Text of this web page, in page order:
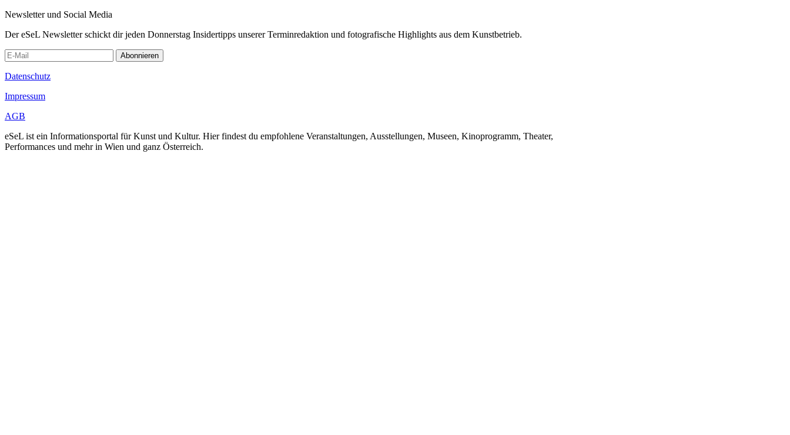
Newsletter und Social Media
Der eSeL Newsletter schickt dir jeden Donnerstag Insidertipps unserer Terminredaktion und fotografische Highlights aus dem Kunstbetrieb.
Abonnieren
Datenschutz
Impressum
AGB
eSeL ist ein Informationsportal für Kunst und Kultur. Hier findest du empfohlene Veranstaltungen, Ausstellungen, Museen, Kinoprogramm, Theater,
Performances und mehr in Wien und ganz Österreich.